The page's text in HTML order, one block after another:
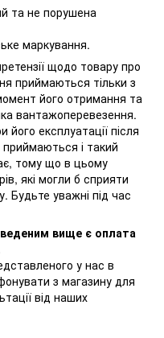
та не порушена
маркування.
щодо товару про
приймаються тільки з
його отримання та
вантажоперевезення.
експлуатації після
і такий
тому що в цьому
які могли б сприяти
уважні під час
вище є оплата
у нас в
з магазину для
від наших